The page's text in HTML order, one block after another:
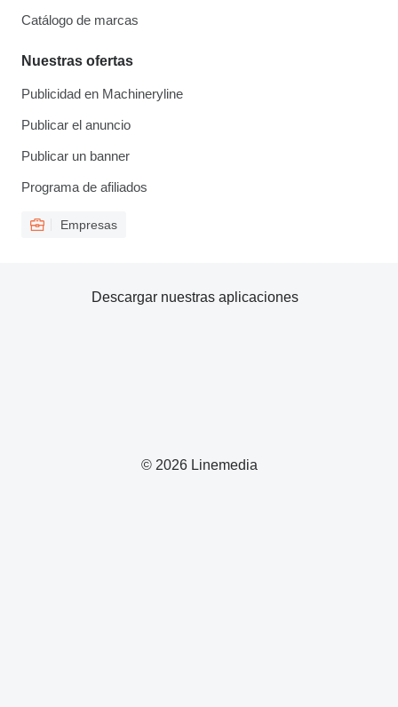
Catálogo de marcas
Nuestras ofertas
Publicidad en Machineryline
Publicar el anuncio
Publicar un banner
Programa de afiliados
Empresas
© 2026 Linemedia
Descargar nuestras aplicaciones